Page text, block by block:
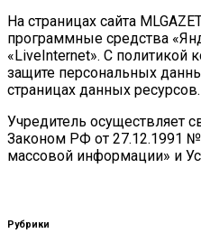
На страницах сайта
программные средства
«LiveInternet». С политикой
защите персональных
страницах данных ресурсов.
Учредитель осуществляет
Законом РФ от 27.12.1991
массовой информации» и
Рубрики